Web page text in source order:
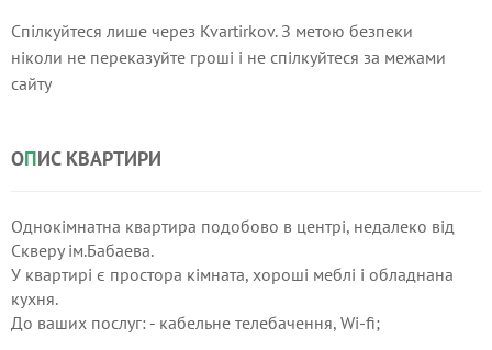
Спілкуйтеся лише через Kvartirkov. З метою безпеки
ніколи не переказуйте гроші і не спілкуйтеся за межами
сайту
ОПИС КВАРТИРИ
Однокімнатна квартира подобово в центрі, недалеко від
Скверу ім.Бабаева.
У квартирі є простора кімната, хороші меблі і обладнана
кухня.
До ваших послуг: - кабельне телебачення, Wi-fi;